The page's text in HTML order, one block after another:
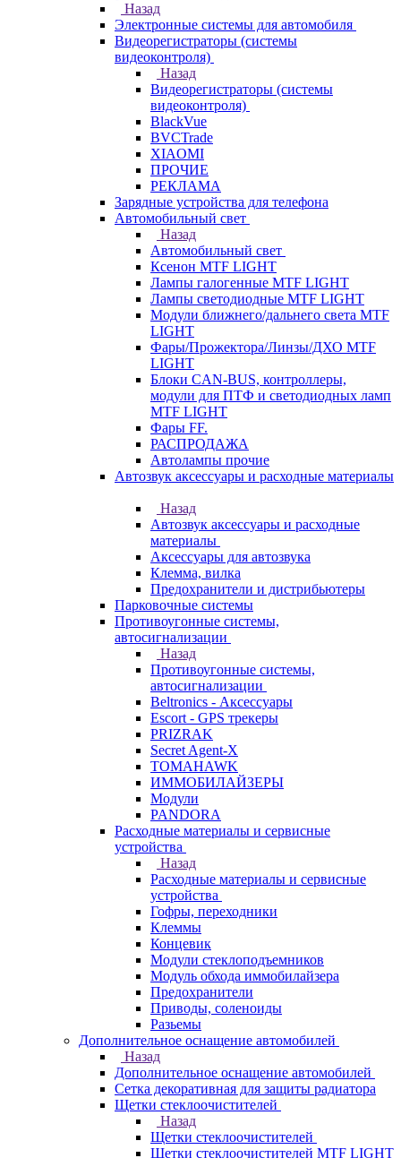
Назад
Электронные системы для автомобиля
Видеорегистраторы (системы
видеоконтроля)
Назад
Видеорегистраторы (системы
видеоконтроля)
BlackVue
BVCTrade
XIAOMI
ПРОЧИЕ
РЕКЛАМА
Зарядные устройства для телефона
Автомобильный свет
Назад
Автомобильный свет
Ксенон MTF LIGHT
Лампы галогенные MTF LIGHT
Лампы светодиодные MTF LIGHT
Модули ближнего/дальнего света MTF
LIGHT
Фары/Прожектора/Линзы/ДХО MTF
LIGHT
Блоки CAN-BUS, контроллеры,
модули для ПТФ и светодиодных ламп
MTF LIGHT
Фары FF.
РАСПРОДАЖА
Автолампы прочие
Автозвук аксессуары и расходные материалы
Назад
Автозвук аксессуары и расходные
материалы
Аксессуары для автозвука
Клемма, вилка
Предохранители и дистрибьютеры
Парковочные системы
Противоугонные системы,
автосигнализации
Назад
Противоугонные системы,
автосигнализации
Beltronics - Аксессуары
Escort - GPS трекеры
PRIZRAK
Secret Agent-X
TOMAHAWK
ИММОБИЛАЙЗЕРЫ
Модули
PANDORA
Расходные материалы и сервисные
устройства
Назад
Расходные материалы и сервисные
устройства
Гофры, переходники
Клеммы
Концевик
Модули стеклоподъемников
Модуль обхода иммобилайзера
Предохранители
Приводы, соленоиды
Разьемы
Дополнительное оснащение автомобилей
Назад
Дополнительное оснащение автомобилей
Сетка декоративная для защиты радиатора
Щетки стеклоочистителей
Назад
Щетки стеклоочистителей
Щетки стеклоочистителей MTF LIGHT